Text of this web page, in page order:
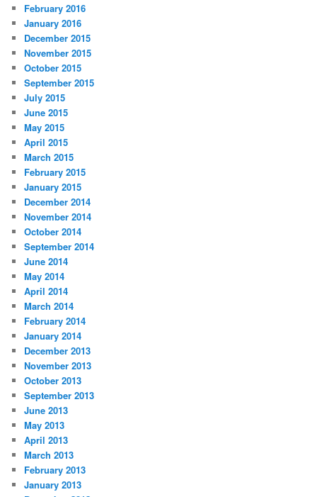
February 2016
January 2016
December 2015
November 2015
October 2015
September 2015
July 2015
June 2015
May 2015
April 2015
March 2015
February 2015
January 2015
December 2014
November 2014
October 2014
September 2014
June 2014
May 2014
April 2014
March 2014
February 2014
January 2014
December 2013
November 2013
October 2013
September 2013
June 2013
May 2013
April 2013
March 2013
February 2013
January 2013